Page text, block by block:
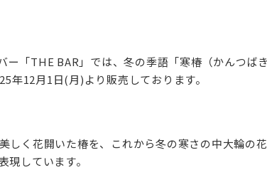
ー「THE BAR」では、冬の季語「寒椿（かんつば
年12月1日(月)より販売しております。
しく花開いた椿を、これから冬の寒さの中大輪の
しています。